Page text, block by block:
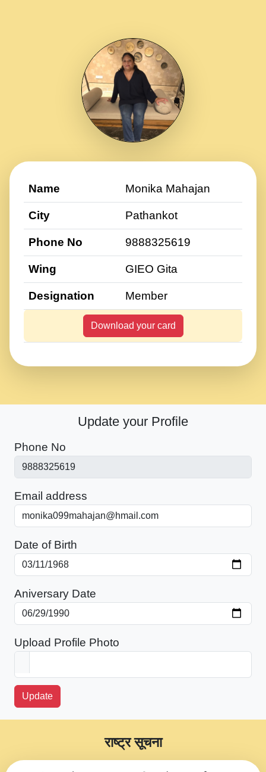
Name Monika Mahajan
City Pathankot
Phone No 9888325619
Wing GIEO Gita
Designation Member
Download your card
Update your Profile
Phone No
Email address
Date of Birth
Aniversary Date
Upload Profile Photo
Update
राष्ट्र सूचना